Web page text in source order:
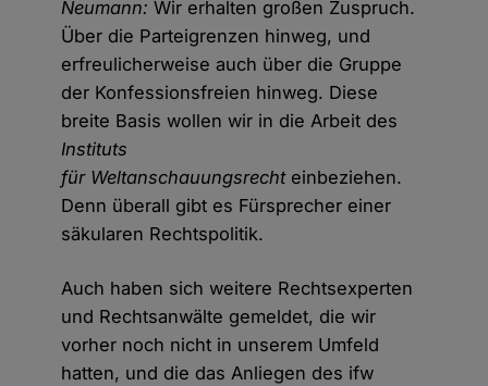
Neumann: Wir erhalten großen Zuspruch.
Über die Parteigrenzen hinweg, und
erfreulicherweise auch über die Gruppe
der Konfessionsfreien hinweg. Diese
breite Basis wollen wir in die Arbeit des
Instituts
für Weltanschauungsrechteinbeziehen.
Denn überall gibt es Fürsprecher einer
säkularen Rechtspolitik.
Auch haben sich weitere Rechtsexperten
und Rechtsanwälte gemeldet, die wir
vorher noch nicht in unserem Umfeld
hatten, und die das Anliegen des ifw